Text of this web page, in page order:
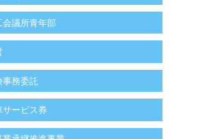
会議所青年部
事務委託
サービス券